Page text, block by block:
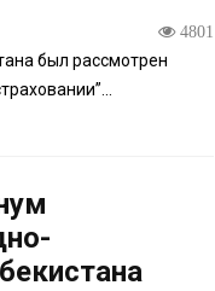
4801
был рассмотрен